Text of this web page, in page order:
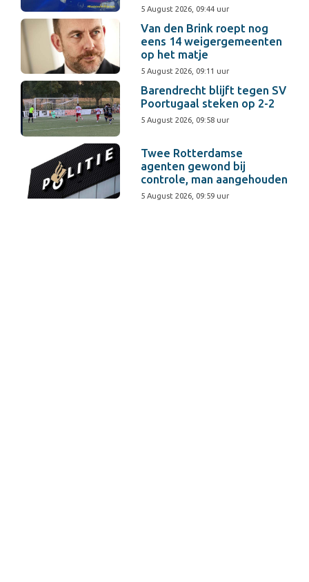
5 August 2026, 09:44 uur
Van den Brink roept nog
eens 14 weigergemeenten
op het matje
5 August 2026, 09:11 uur
Barendrecht blijft tegen SV
Poortugaal steken op 2-2
5 August 2026, 09:58 uur
Twee Rotterdamse
agenten gewond bij
controle, man aangehouden
5 August 2026, 09:59 uur